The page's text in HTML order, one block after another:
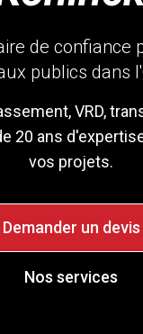
de confiance
publics dans
VRD,
20 ans
vos projets.
Demander un devis
Nos services